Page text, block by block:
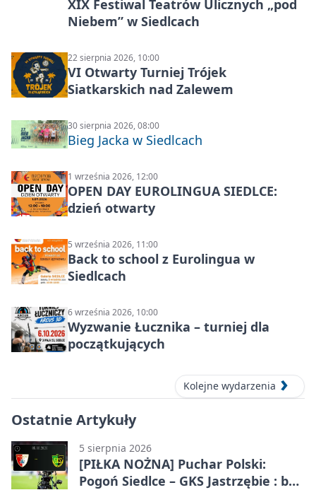
XIX Festiwal Teatrów Ulicznych „pod
Niebem” w Siedlcach
22 sierpnia 2026, 10:00
VI Otwarty Turniej Trójek
Siatkarskich nad Zalewem
30 sierpnia 2026, 08:00
Bieg Jacka w Siedlcach
1 września 2026, 12:00
OPEN DAY EUROLINGUA SIEDLCE:
dzień otwarty
5 września 2026, 11:00
Back to school z Eurolingua w
Siedlcach
6 września 2026, 10:00
Wyzwanie Łucznika – turniej dla
początkujących
Kolejne wydarzenia
Ostatnie Artykuły
5 sierpnia 2026
[PIŁKA NOŻNA] Puchar Polski:
Pogoń Siedlce – GKS Jastrzębie : bez